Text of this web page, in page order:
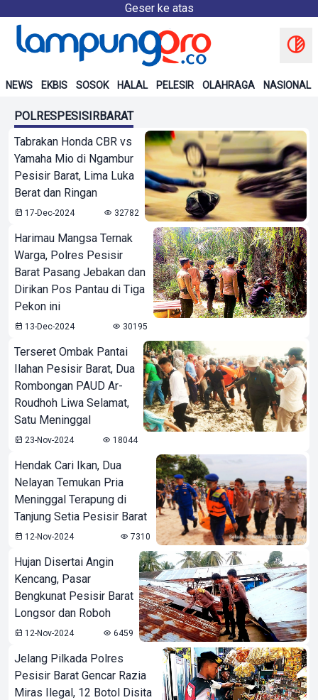
Geser ke atas
NEWS EKBIS SOSOK HALAL PELESIR OLAHRAGA NASIONAL
POLRESPESISIRBARAT
Tabrakan Honda CBR vs
Yamaha Mio di Ngambur
Pesisir Barat, Lima Luka
Berat dan Ringan
17-Dec-2024 32782
Harimau Mangsa Ternak
Warga, Polres Pesisir
Barat Pasang Jebakan dan
Dirikan Pos Pantau di Tiga
Pekon ini
13-Dec-2024 30195
Terseret Ombak Pantai
Ilahan Pesisir Barat, Dua
Rombongan PAUD Ar-
Roudhoh Liwa Selamat,
Satu Meninggal
23-Nov-2024 18044
Hendak Cari Ikan, Dua
Nelayan Temukan Pria
Meninggal Terapung di
Tanjung Setia Pesisir Barat
12-Nov-2024 7310
Hujan Disertai Angin
Kencang, Pasar
Bengkunat Pesisir Barat
Longsor dan Roboh
12-Nov-2024 6459
Jelang Pilkada Polres
Pesisir Barat Gencar Razia
Miras Ilegal, 12 Botol Disita